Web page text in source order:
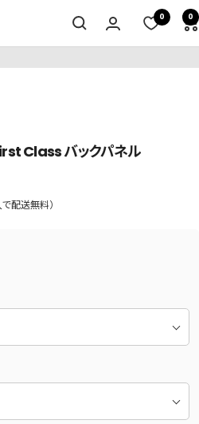
0 0
Class バックパネル
配送無料）